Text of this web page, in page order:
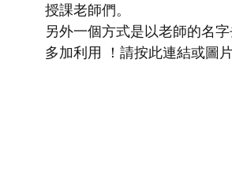
授課老師們。
另外一個方式是以老師的名
多加利用 ！請按此連結或圖片